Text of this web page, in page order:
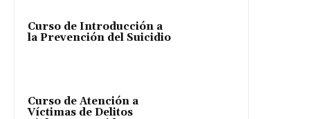
Curso de Introducción a
la Prevención del Suicidio
Curso de Atención a
Víctimas de Delitos